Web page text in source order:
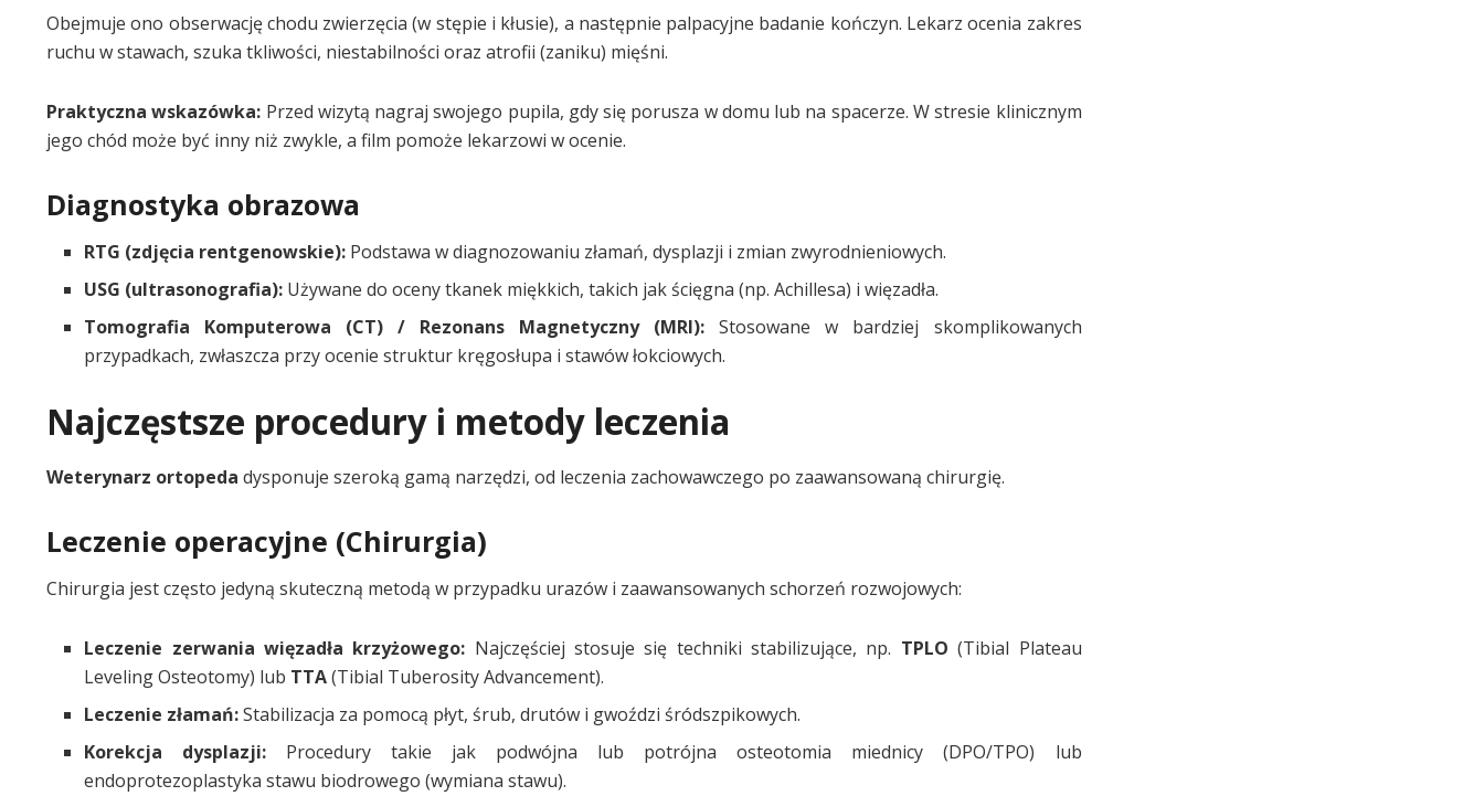
Obejmuje ono obserwację chodu zwierzęcia (w stępie i kłusie), a następnie palpacyjne badanie kończyn. Lekarz ocenia zakres
ruchu w stawach, szuka tkliwości, niestabilności oraz atrofii (zaniku) mięśni.
Praktyczna wskazówka: Przed wizytą nagraj swojego pupila, gdy się porusza w domu lub na spacerze. W stresie klinicznym
jego chód może być inny niż zwykle, a film pomoże lekarzowi w ocenie.
Diagnostyka obrazowa
RTG (zdjęcia rentgenowskie): Podstawa w diagnozowaniu złamań, dysplazji i zmian zwyrodnieniowych.
USG (ultrasonografia): Używane do oceny tkanek miękkich, takich jak ścięgna (np. Achillesa) i więzadła.
Tomografia Komputerowa (CT) / Rezonans Magnetyczny (MRI): Stosowane w bardziej skomplikowanych
przypadkach, zwłaszcza przy ocenie struktur kręgosłupa i stawów łokciowych.
Najczęstsze procedury i metody leczenia
Weterynarz ortopeda dysponuje szeroką gamą narzędzi, od leczenia zachowawczego po zaawansowaną chirurgię.
Leczenie operacyjne (Chirurgia)
Chirurgia jest często jedyną skuteczną metodą w przypadku urazów i zaawansowanych schorzeń rozwojowych:
Leczenie zerwania więzadła krzyżowego: Najczęściej stosuje się techniki stabilizujące, np. TPLO (Tibial Plateau
Leveling Osteotomy) lub TTA(Tibial Tuberosity Advancement).
Leczenie złamań:Stabilizacja za pomocą płyt, śrub, drutów i gwoździ śródszpikowych.
Korekcja dysplazji: Procedury takie jak podwójna lub potrójna osteotomia miednicy (DPO/TPO) lub
endoprotezoplastyka stawu biodrowego (wymiana stawu).